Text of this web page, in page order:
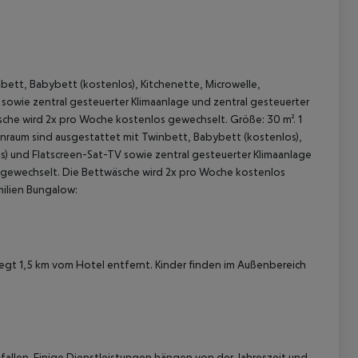
Babybett (kostenlos), Kitchenette, Microwelle,
zentral gesteuerter Klimaanlage und zentral gesteuerter
wird 2x pro Woche kostenlos gewechselt. Größe: 30 m². 1
sind ausgestattet mit Twinbett, Babybett (kostenlos),
und Flatscreen-Sat-TV sowie zentral gesteuerter Klimaanlage
Die Bettwäsche wird 2x pro Woche kostenlos
Bungalow:
1,5 km vom Hotel entfernt. Kinder finden im Außenbereich